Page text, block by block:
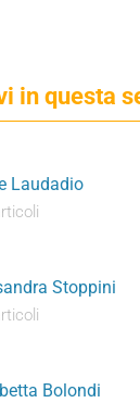
in questa
Laudadio
Stoppini
Bolondi